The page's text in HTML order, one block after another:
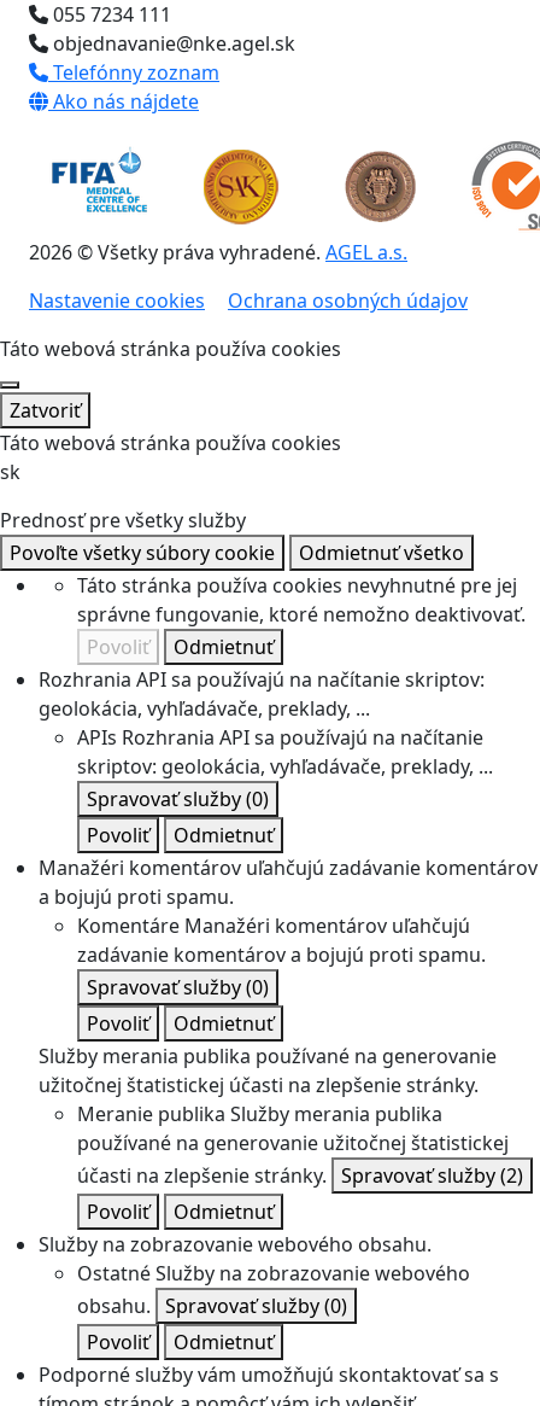
055 7234 111
objednavanie@nke.agel.sk
Telefónny zoznam
Ako nás nájdete
2026 © Všetky práva vyhradené. AGEL a.s.
Nastavenie cookies
Ochrana osobných údajov
Táto webová stránka používa cookies
Zatvoriť
Táto webová stránka používa cookies
sk
Prednosť pre všetky služby
Povoľte všetky súbory cookie
Odmietnuť všetko
Táto stránka používa cookies nevyhnutné pre jej
správne fungovanie, ktoré nemožno deaktivovať.
Povoliť
Odmietnuť
Rozhrania API sa používajú na načítanie skriptov:
geolokácia, vyhľadávače, preklady, ...
APIs Rozhrania API sa používajú na načítanie
skriptov: geolokácia, vyhľadávače, preklady, ...
Spravovať služby(0)
Povoliť
Odmietnuť
Manažéri komentárov uľahčujú zadávanie komentárov
a bojujú proti spamu.
Komentáre Manažéri komentárov uľahčujú
zadávanie komentárov a bojujú proti spamu.
Spravovať služby(0)
Povoliť
Odmietnuť
Služby merania publika používané na generovanie
užitočnej štatistickej účasti na zlepšenie stránky.
Meranie publika Služby merania publika
používané na generovanie užitočnej štatistickej
účasti na zlepšenie stránky. Spravovať služby(2)
Povoliť
Odmietnuť
Služby na zobrazovanie webového obsahu.
OstatnéSlužby na zobrazovanie webového
obsahu. Spravovať služby(0)
Povoliť
Odmietnuť
Podporné služby vám umožňujú skontaktovať sa s